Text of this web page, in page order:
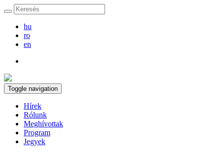
hu
ro
en
Toggle navigation
Hírek
Rólunk
Meghívottak
Program
Jegyek